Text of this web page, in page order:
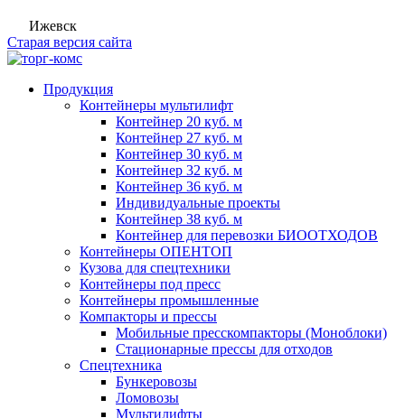
Ижевск
Старая версия сайта
Продукция
Контейнеры мультилифт
Контейнер 20 куб. м
Контейнер 27 куб. м
Контейнер 30 куб. м
Контейнер 32 куб. м
Контейнер 36 куб. м
Индивидуальные проекты
Контейнер 38 куб. м
Контейнер для перевозки БИООТХОДОВ
Контейнеры ОПЕНТОП
Кузова для спецтехники
Контейнеры под пресс
Контейнеры промышленные
Компакторы и прессы
Мобильные пресскомпакторы (Моноблоки)
Стационарные прессы для отходов
Спецтехника
Бункеровозы
Ломовозы
Мультилифты